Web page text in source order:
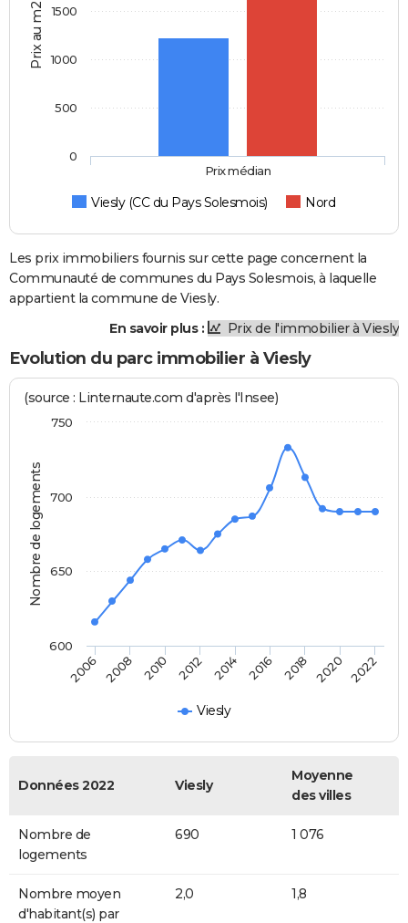
Prix au m2
Viesly (CC du Pays Solesmois) Nord
Prix médian
0
500
1000
1500
Les prix immobiliers fournis sur cette page concernent la
Communauté de communes du Pays Solesmois, à laquelle
appartient la commune de Viesly.
En savoir plus :
Prix de l'immobilier à Viesly
Evolution du parc immobilier à Viesly
Nombre de logements
(source : Linternaute.com d'après l'Insee)
Viesly
2006 2008 2010 2012 2014 2016 2018 2020 2022
600
650
700
750
Données 2022 Viesly
Moyenne
des villes
Nombre de
logements
690 1 076
Nombre moyen
d'habitant(s) par
2,0 1,8